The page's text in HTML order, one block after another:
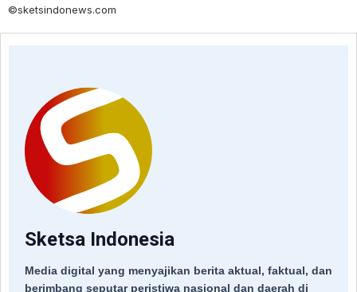
©sketsindonews.com
Sketsa Indonesia
Media digital yang menyajikan berita aktual, faktual, dan
berimbang seputar peristiwa nasional dan daerah di